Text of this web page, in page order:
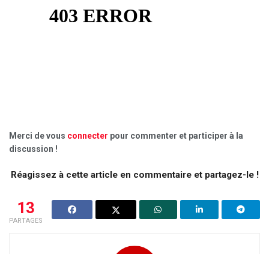
Merci de vous connecter pour commenter et participer à la
discussion !
Réagissez à cette article en commentaire et partagez-le !
13
PARTAGES